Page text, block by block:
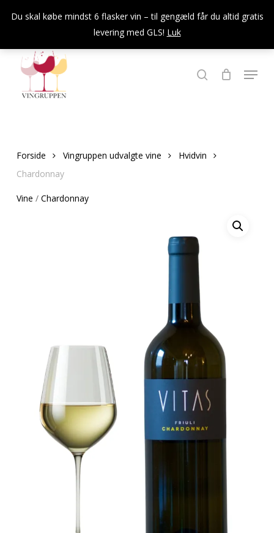
content
Menu
Forside Vingruppen udvalgte vine
Hvidvin
Chardonnay
Vine / Chardonnay
Menu
Du skal købe mindst 6 flasker vin – til gengæld får du altid gratis
levering med GLS! Luk